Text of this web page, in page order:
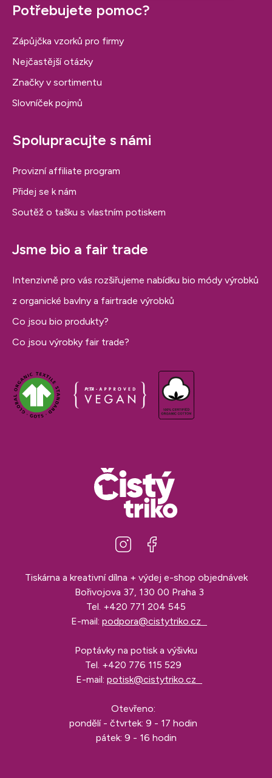
Potřebujete pomoc?
Zápůjčka vzorků pro firmy
Nejčastější otázky
Značky v sortimentu
Slovníček pojmů
Spolupracujte s námi
Provizní affiliate program
Přidej se k nám
Soutěž o tašku s vlastním potiskem
Jsme bio a fair trade
Intenzivně pro vás rozšiřujeme nabídku bio módy výrobků
z organické bavlny a fairtrade výrobků
Co jsou bio produkty?
Co jsou výrobky fair trade?
Tiskárna a kreativní dílna + výdej e-shop objednávek
Bořivojova 37, 130 00 Praha 3
Tel. +420 771 204 545
E-mail: podpora@cistytriko.cz
Poptávky na potisk a výšivku
Tel. +420 776 115 529
E-mail: potisk@cistytriko.cz
Otevřeno:
pondělí - čtvrtek: 9 - 17 hodin
pátek: 9 - 16 hodin